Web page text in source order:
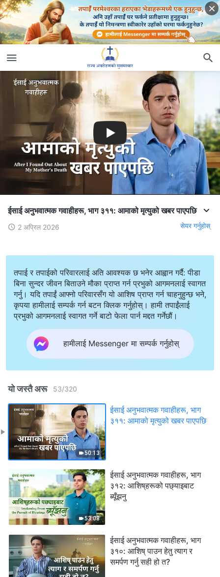
ईसाई अनुभवात्मक गवाहीहरू, भाग ३११: आमाको मृत्युको खबर पाएपछि
2 अप्रिल 2026 सेयर गर्नुहोस्
तपाई र तपाईको परिवारलाई अति आवश्यक छ भनेर आह्वान गर्दै: पीडा
बिना सुन्दर जीवन बिताउने मौका प्राप्त गर्न प्रभुको आगमनलाई स्वागत
गर्नु। यदि तपाईं आफ्नो परिवारसँग यो आशिष प्राप्त गर्न चाहनुहुन्छ भने,
कृपया हामीलाई सम्पर्क गर्न बटन क्लिक गर्नुहोस्। हामी तपाईंलाई
प्रभुको आगमनलाई स्वागत गर्ने बाटो फेला पार्न मद्दत गर्नेछौं।
हामीलाई Messenger मा सम्पर्क गर्नुहोस्
यो जस्तै अरू 53/320
50:13
ईसाई अनुभवात्मक गवाहीहरू, भाग
३११: आमाको मृत्युको खबर पाएपछि
53:08
ईसाई अनुभवात्मक गवाहीहरू, भाग
३१२: आशिष्‌हरूको पछ्याइबाट
ब्यूँझनु
ईसाई अनुभवात्मक गवाहीहरू, भाग
३१०: आशिष् पाउन हेतु त्याग र
समर्पण गर्नु सही हो त?